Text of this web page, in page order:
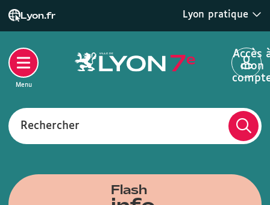
Lyon.fr Lyon pratique
Rechercher
Accès
mon
Menu
Flash